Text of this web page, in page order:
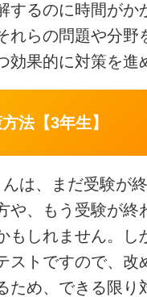
するのに時間が
れらの問題や分
効果的に対策を進
法【3年生】
は、まだ受験が
や、もう受験が
もしれません。
ストですので、
ため、できる限り